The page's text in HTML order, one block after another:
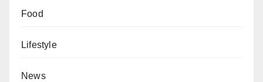
Food
Lifestyle
News